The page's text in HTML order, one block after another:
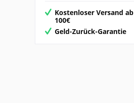
Kostenloser Versand ab
100€
Geld-Zurück-Garantie